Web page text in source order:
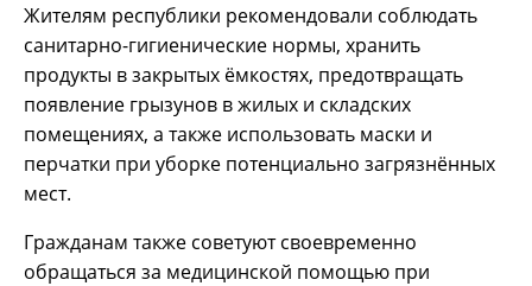
Жителям республики рекомендовали соблюдать
санитарно-гигиенические нормы, хранить
продукты в закрытых ёмкостях, предотвращать
появление грызунов в жилых и складских
помещениях, а также использовать маски и
перчатки при уборке потенциально загрязнённых
мест.
Гражданам также советуют своевременно
обращаться за медицинской помощью при